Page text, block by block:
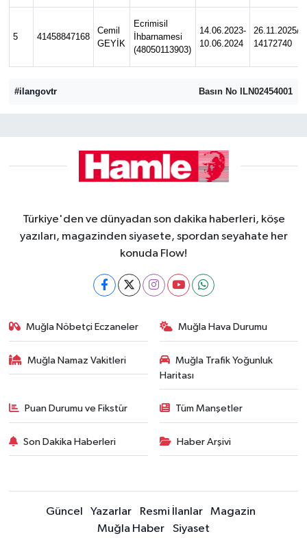
5 41458847168
Cemil
GEYİK
Ecrimisil
İhbarnamesi
(48050113903)
14.06.2023-
10.06.2024
26.11.2025/
14172740
#ilangovtr Basın No ILN02454001
Türkiye'den ve dünyadan son dakika haberleri, köşe
yazıları, magazinden siyasete, spordan seyahate her
konuda Flow!
Muğla Nöbetçi Eczaneler Muğla Hava Durumu
Muğla Namaz Vakitleri
Muğla Trafik Yoğunluk
Haritası
Puan Durumu ve Fikstür Tüm Manşetler
Son Dakika Haberleri Haber Arşivi
Güncel Yazarlar Resmi İlanlar
Magazin
Muğla Haber
Siyaset